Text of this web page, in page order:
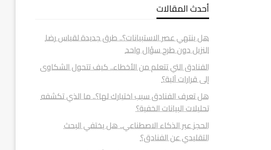
أحدث المقالات
هل ينتهي عصر الاستبيانات؟.. طرق جديدة لقياس رضا
النزيل دون طرح سؤال واحد
الفنادق التي تتعلم من الأخطاء.. كيف تتحول الشكاوى
إلى قرارات آلية؟
هل تعرف الفنادق سبب اختيارك لها؟.. ما الذي تكشفه
تحليلات البيانات الخفية؟
الحجز عبر الذكاء الاصطناعي.. هل يختفي البحث
التقليدي عن الفنادق؟